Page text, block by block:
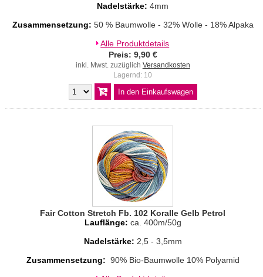
Nadelstärke: 4mm
Zusammensetzung: 50 % Baumwolle - 32% Wolle - 18% Alpaka
Alle Produktdetails
Preis: 9,90 €
inkl. Mwst. zuzüglich Versandkosten
Lagernd: 10
Fair Cotton Stretch Fb. 102 Koralle Gelb Petrol
Lauflänge: ca. 400m/50g
Nadelstärke: 2,5 - 3,5mm
Zusammensetzung: 90% Bio-Baumwolle 10% Polyamid